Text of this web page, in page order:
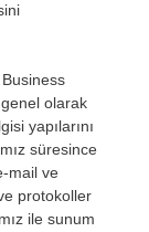
olarak
yapılarını
süresince
mail ve
protokoller
ile sunum